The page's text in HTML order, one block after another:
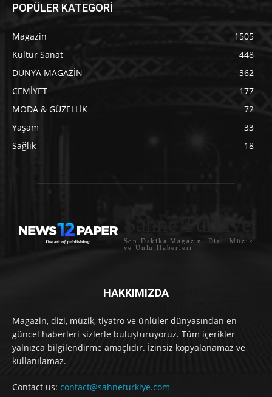
POPÜLER KATEGORİ
Magazin
1505
Kültür Sanat
448
DÜNYA MAGAZİN
362
CEMİYET
177
MODA & GÜZELLİK
72
Yaşam
33
Sağlık
18
Sahne Türkiye
Son Dakika Magazin, Dizi, Müzik
ve Ünlü Haberleri
HAKKIMIZDA
Magazin, dizi, müzik, tiyatro ve ünlüler dünyasından en
güncel haberleri sizlerle buluşturuyoruz. Tüm içerikler
yalnızca bilgilendirme amaçlıdır. İzinsiz kopyalanamaz ve
kullanılamaz.
Contact us: contact@sahneturkiye.com